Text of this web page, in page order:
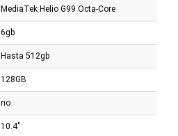
MediaTek Helio G99 Octa-Core
6gb
Hasta 512gb
128GB
no
10.4"